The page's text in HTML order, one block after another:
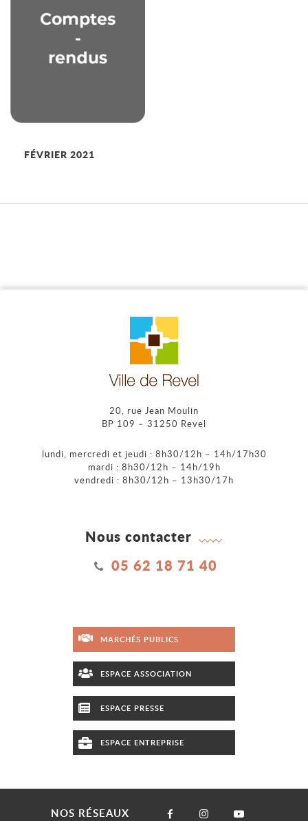
FÉVRIER 2021
20, rue Jean Moulin
BP 109 – 31250 Revel
lundi, mercredi et jeudi : 8h30/12h – 14h/17h30
mardi : 8h30/12h – 14h/19h
vendredi : 8h30/12h – 13h30/17h
Nous contacter
05 62 18 71 40
MARCHÉS PUBLICS
ESPACE ASSOCIATION
ESPACE PRESSE
ESPACE ENTREPRISE
NOS RÉSEAUX